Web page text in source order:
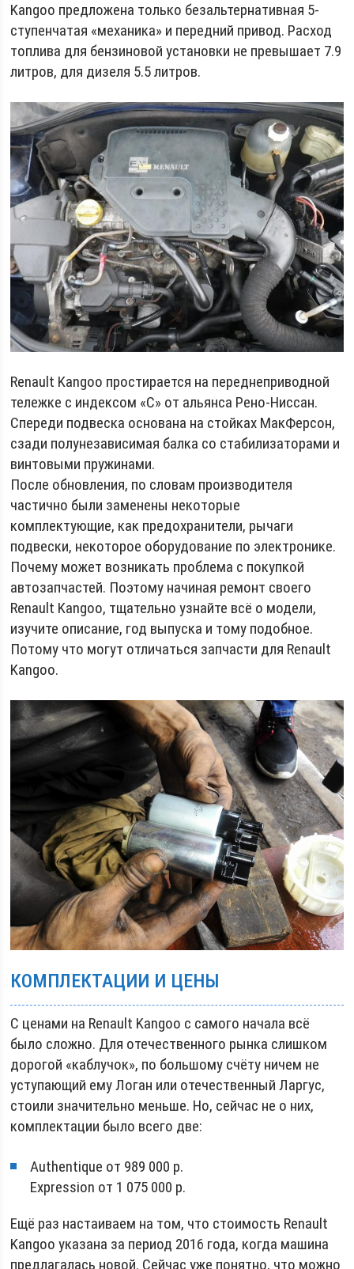
Kangoo предложена только безальтернативная 5-
ступенчатая «механика» и передний привод. Расход
топлива для бензиновой установки не превышает 7.9
литров, для дизеля 5.5 литров.
Renault Kangoo простирается на переднеприводной
тележке с индексом «C» от альянса Рено-Ниссан.
Спереди подвеска основана на стойках МакФерсон,
сзади полунезависимая балка со стабилизаторами и
винтовыми пружинами.
После обновления, по словам производителя
частично были заменены некоторые
комплектующие, как предохранители, рычаги
подвески, некоторое оборудование по электронике.
Почему может возникать проблема с покупкой
автозапчастей. Поэтому начиная ремонт своего
Renault Kangoo, тщательно узнайте всё о модели,
изучите описание, год выпуска и тому подобное.
Потому что могут отличаться запчасти для Renault
Kangoo.
КОМПЛЕКТАЦИИ И ЦЕНЫ
С ценами на Renault Kangoo с самого начала всё
было сложно. Для отечественного рынка слишком
дорогой «каблучок», по большому счёту ничем не
уступающий ему Логан или отечественный Ларгус,
стоили значительно меньше. Но, сейчас не о них,
комплектации было всего две:
Authentique от 989 000 р.
Expression от 1 075 000 р.
Ещё раз настаиваем на том, что стоимость Renault
Kangoo указана за период 2016 года, когда машина
предлагалась новой. Сейчас уже понятно, что можно